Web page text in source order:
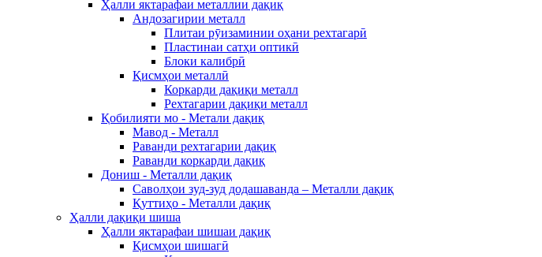
Ҳалли яктарафаи металлии дақиқ
Андозагирии металл
Плитаи рӯизаминии оҳани рехтагарӣ
Пластинаи сатҳи оптикӣ
Блоки калибрӣ
Қисмҳои металлӣ
Коркарди дақиқи металл
Рехтагарии дақиқи металл
Қобилияти мо - Метали дақиқ
Мавод - Металл
Раванди рехтагарии дақиқ
Раванди коркарди дақиқ
Дониш - Металли дақиқ
Саволҳои зуд-зуд додашаванда – Металли дақиқ
Қуттиҳо - Металли дақиқ
Ҳалли дақиқи шиша
Ҳалли яктарафаи шишаи дақиқ
Қисмҳои шишагӣ